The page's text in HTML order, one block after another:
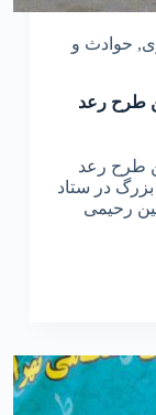
, حوادث و
طرح رعد
طرح رعد
در ستاد
رحیمی